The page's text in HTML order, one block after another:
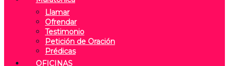
Llamar
Ofrendar
Testimonio
Petición de Oración
Prédicas
OFICINAS